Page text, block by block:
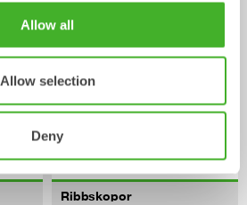
Allow all
Allow selection
Deny
Ribbskopor